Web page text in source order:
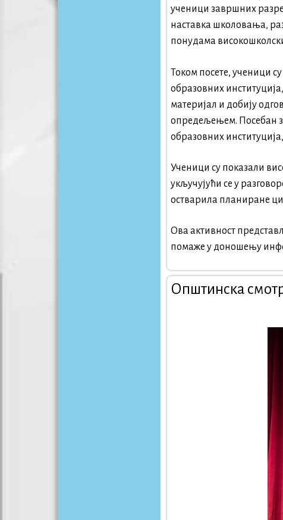
ученици завршних
наставка школовања,
понудама
Током посете, ученици
образовних
материјал и добију
опредељењем. Посебан
образовних
Ученици су показали
укључујући се у
остварила планиране
Ова активност
помаже у доношењу
Општинска